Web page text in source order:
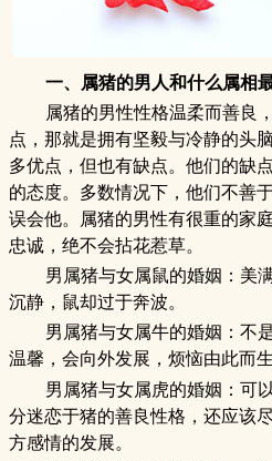
一、属猪的男人和什么属相
属猪的男性性格温柔而善良
点，那就是拥有坚毅与冷静的头
多优点，但也有缺点。他们的缺
的态度。多数情况下，他们不善
误会他。属猪的男性有很重的家
忠诚，绝不会拈花惹草。
男属猪与女属鼠的婚姻：美
沉静，鼠却过于奔波。
男属猪与女属牛的婚姻：不
温馨，会向外发展，烦恼由此而生
男属猪与女属虎的婚姻：可
分迷恋于猪的善良性格，还应该
方感情的发展。